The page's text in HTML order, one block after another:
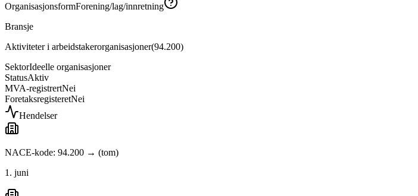
OrganisasjonsformForening/lag/innretning
Bransje
Aktiviteter i arbeidstakerorganisasjoner(94.200)
SektorIdeelle organisasjoner
StatusAktiv
MVA-registrertNei
ForetaksregisteretNei
Hendelser
NACE-kode: 94.200 → (tom)
1. juni